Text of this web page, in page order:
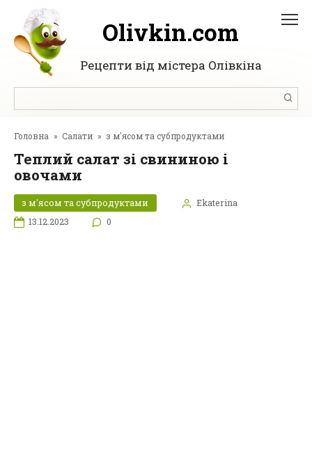
Перейти
вмісту
Olivkin.com
Рецепти від містера Олівкіна
Головна » Салати » з м'ясом та субпродуктами
Теплий салат зі свининою і
овочами
з м'ясом та субпродуктами
Ekaterina
13.12.2023
0